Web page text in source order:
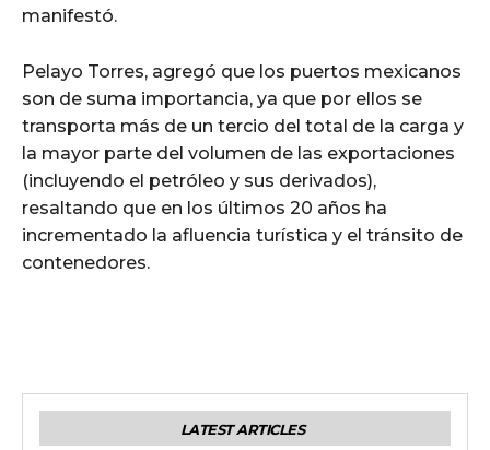
manifestó.
Pelayo Torres, agregó que los puertos mexicanos
son de suma importancia, ya que por ellos se
transporta más de un tercio del total de la carga y
la mayor parte del volumen de las exportaciones
(incluyendo el petróleo y sus derivados),
resaltando que en los últimos 20 años ha
incrementado la afluencia turística y el tránsito de
contenedores.
LATEST ARTICLES